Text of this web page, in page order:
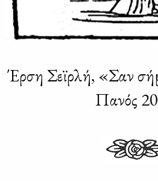
Έρση Σεϊρλή, «Σαν
Πανός